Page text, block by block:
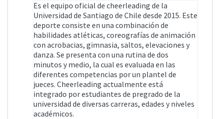
Es el equipo oficial de cheerleading de la
Universidad de Santiago de Chile desde 2015. Este
deporte consiste en una combinación de
habilidades atléticas, coreografías de animación
con acrobacias, gimnasia, saltos, elevaciones y
danza. Se presenta con una rutina de dos
minutos y medio, la cual es evaluada en las
diferentes competencias por un plantel de
jueces. Cheerleading actualmente está
integrado por estudiantes de pregrado de la
universidad de diversas carreras, edades y niveles
académicos.